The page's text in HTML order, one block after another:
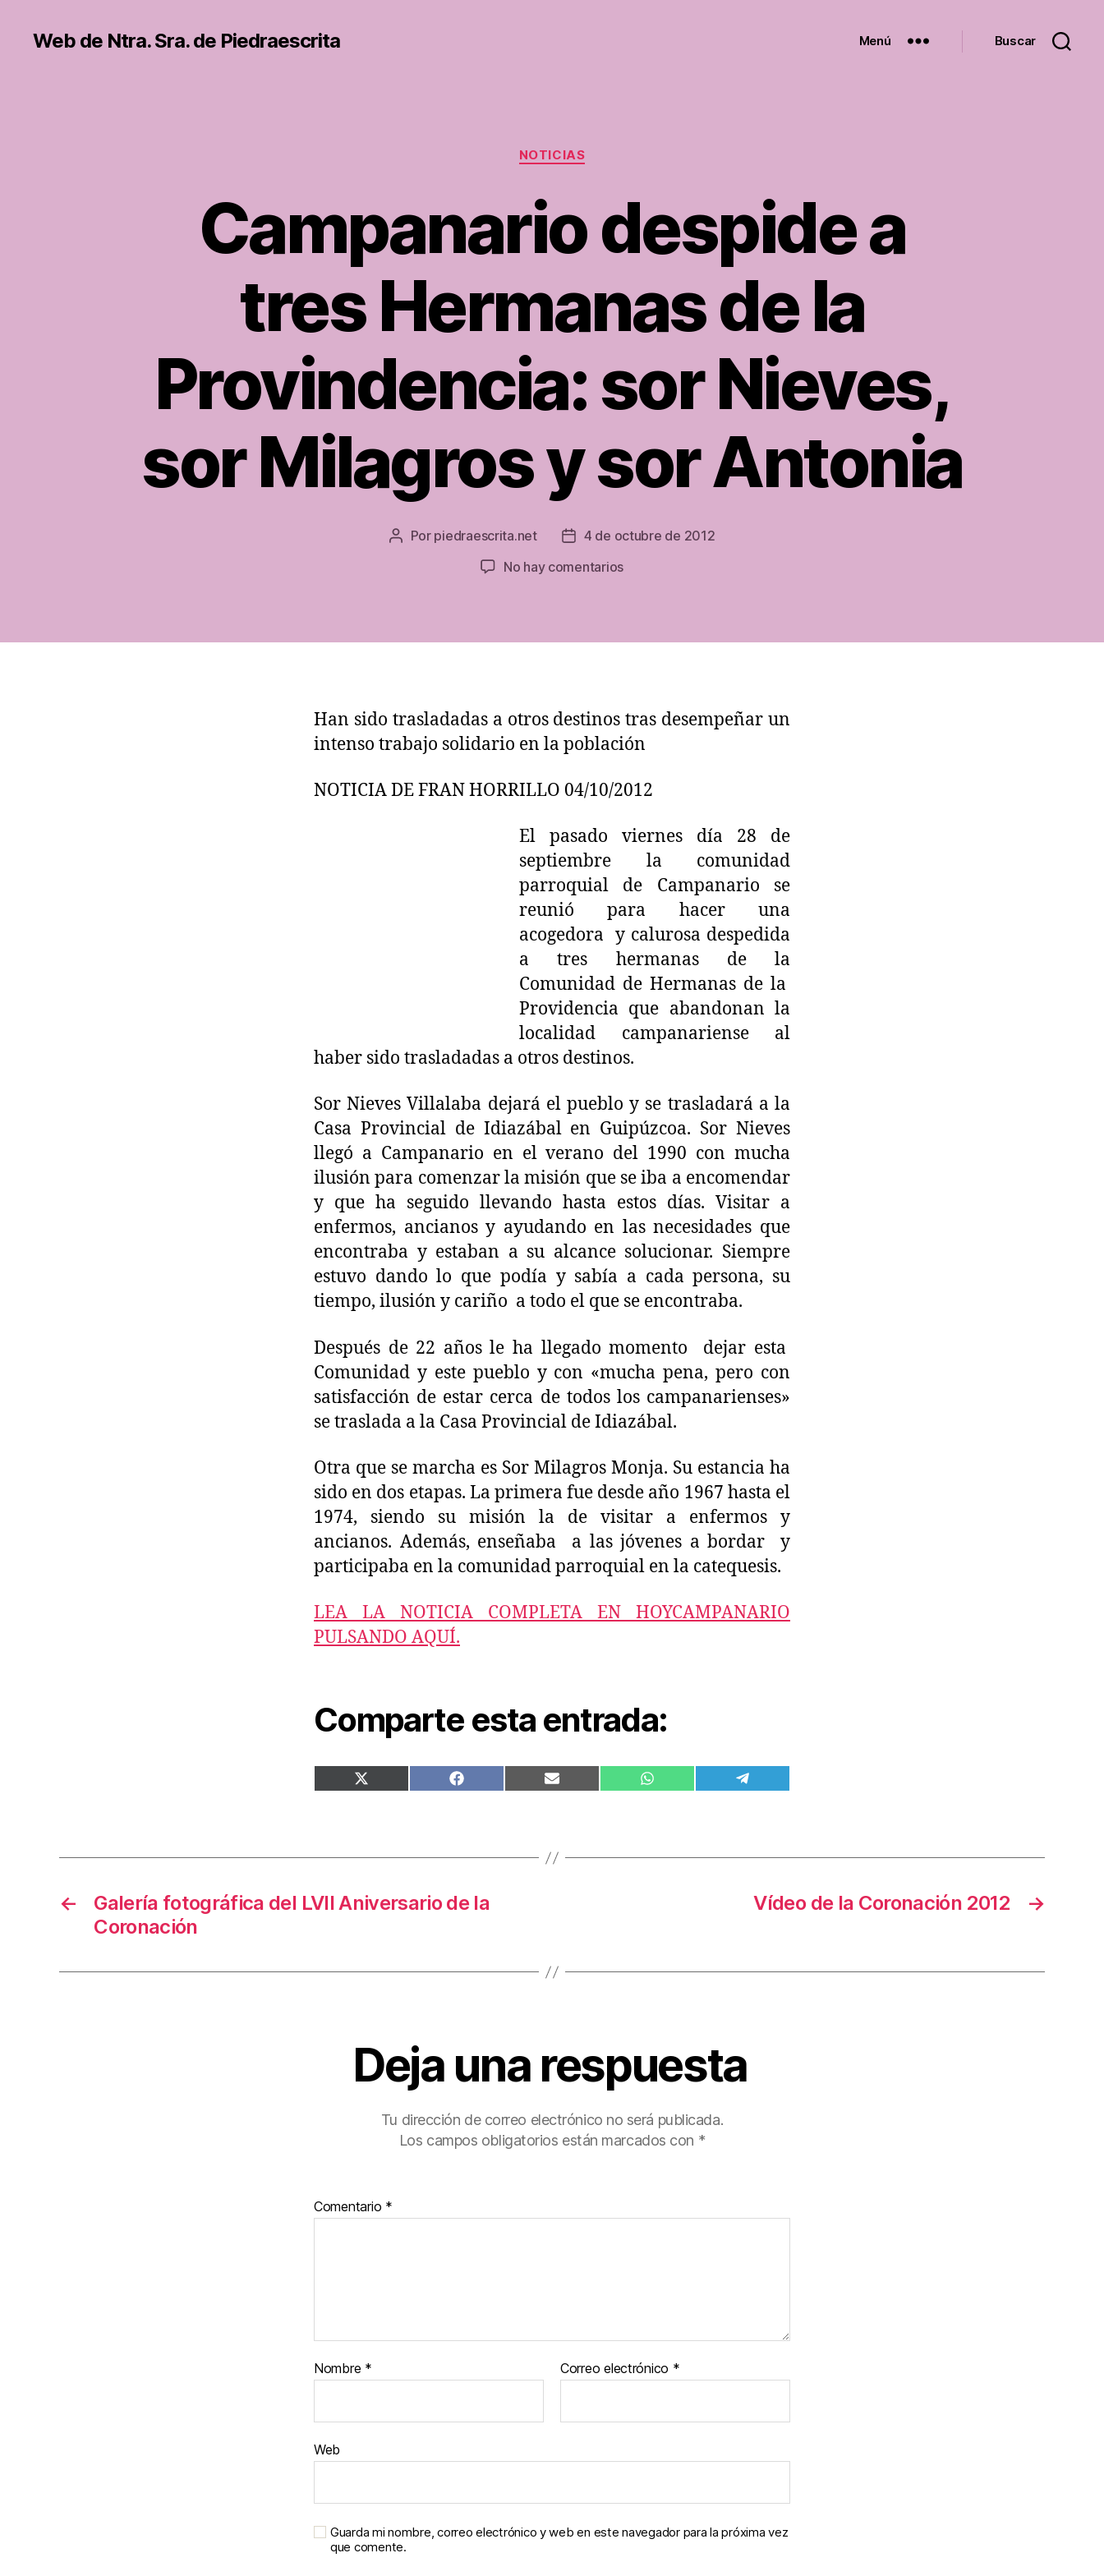
Web de Ntra. Sra. de Piedraescrita Menú Buscar
Categorías
NOTICIAS
Campanario despide a
tres Hermanas de la
Provindencia: sor Nieves,
sor Milagros y sor Antonia
Autor
Por piedraescrita.net
Fecha
la
4 de octubre de 2012
No hay comentariosen
tres
Provindencia:
sor
sor
sor
Antonia
Han sido trasladadas a otros destinos tras desempeñar un
intenso trabajo solidario en la población
NOTICIA DE FRAN HORRILLO 04/10/2012
El pasado viernes día 28 de
septiembre la comunidad
parroquial de Campanario se
reunió para hacer una
acogedora y calurosa despedida
a tres hermanas de la
Comunidad de Hermanas de la
Providencia que abandonan la
localidad campanariense al
haber sido trasladadas a otros destinos.
Sor Nieves Villalaba dejará el pueblo y se trasladará a la
Casa Provincial de Idiazábal en Guipúzcoa. Sor Nieves
llegó a Campanario en el verano del 1990 con mucha
ilusión para comenzar la misión que se iba a encomendar
y que ha seguido llevando hasta estos días. Visitar a
enfermos, ancianos y ayudando en las necesidades que
encontraba y estaban a su alcance solucionar. Siempre
estuvo dando lo que podía y sabía a cada persona, su
tiempo, ilusión y cariño a todo el que se encontraba.
Después de 22 años le ha llegado momento dejar esta
Comunidad y este pueblo y con «mucha pena, pero con
satisfacción de estar cerca de todos los campanarienses»
se traslada a la Casa Provincial de Idiazábal.
Otra que se marcha es Sor Milagros Monja. Su estancia ha
sido en dos etapas. La primera fue desde año 1967 hasta el
1974, siendo su misión la de visitar a enfermos y
ancianos. Además, enseñaba a las jóvenes a bordar y
participaba en la comunidad parroquial en la catequesis.
LEA LA NOTICIA COMPLETA EN HOYCAMPANARIO
PULSANDO AQUÍ.
Comparte esta entrada:
COMPARTIR
COMPARTIR
COMPARTIR
COMPARTIR
COMPARTIR
←
Galería fotográfica del LVII Aniversario de la
Coronación
→
Vídeo de la Coronación 2012
Deja una respuesta
Tu dirección de correo electrónico no será publicada.
Los campos obligatorios están marcados con *
Comentario *
Nombre * Correo electrónico *
Web
Guarda mi nombre, correo electrónico y web en este navegador para la próxima vez
que comente.